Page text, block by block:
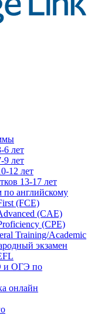
6 лет
9 лет
12 лет
13-17 лет
по английскому
(FCE)
(CAE)
(CPE)
Training/Academic
экзамен
и ОГЭ по
онлайн